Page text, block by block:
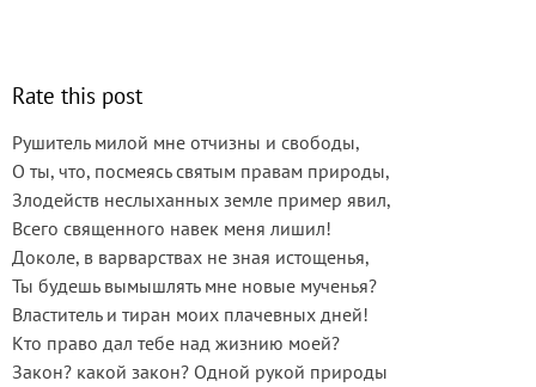
Rate this post
Рушитель милой мне отчизны и свободы,
О ты, что, посмеясь святым правам природы,
Злодейств неслыханных земле пример явил,
Всего священного навек меня лишил!
Доколе, в варварствах не зная истощенья,
Ты будешь вымышлять мне новые мученья?
Властитель и тиран моих плачевных дней!
Кто право дал тебе над жизнию моей?
Закон? какой закон? Одной рукой природы